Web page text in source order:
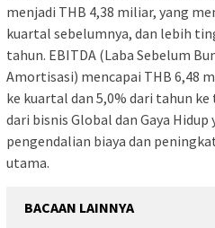
menjadi THB 4,38 miliar, yang
kuartal sebelumnya, dan lebih
tahun. EBITDA (Laba Sebelum
Amortisasi) mencapai THB 6,48
ke kuartal dan 5,0% dari tahun
dari bisnis Global dan Gaya Hidup
pengendalian biaya dan
utama.
BACAAN LAINNYA